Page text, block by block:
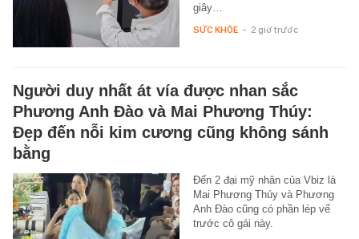
giây…
SỨC KHỎE - 2 giờ trước
Người duy nhất át vía được nhan sắc
Phương Anh Đào và Mai Phương Thúy:
Đẹp đến nỗi kim cương cũng không sánh
bằng
Đến 2 đại mỹ nhân của Vbiz là
Mai Phương Thúy và Phương
Anh Đào cũng có phần lép vế
trước cô gái này.